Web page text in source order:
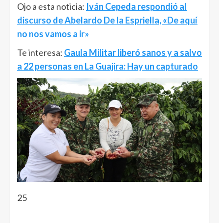
Ojo a esta noticia: Iván Cepeda respondió al
discurso de Abelardo De la Espriella, «De aquí
no nos vamos a ir»
Te interesa: Gaula Militar liberó sanos y a salvo
a 22 personas en La Guajira: Hay un capturado
25